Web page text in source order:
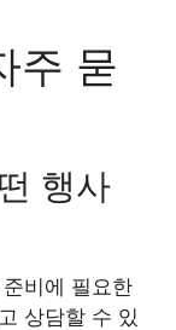
주 묻
행사
비에 필요한
상담할 수 있